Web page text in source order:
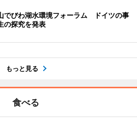
でびわ湖水環境フォーラム ドイツの事
の探究を発表
もっと見る
食べる